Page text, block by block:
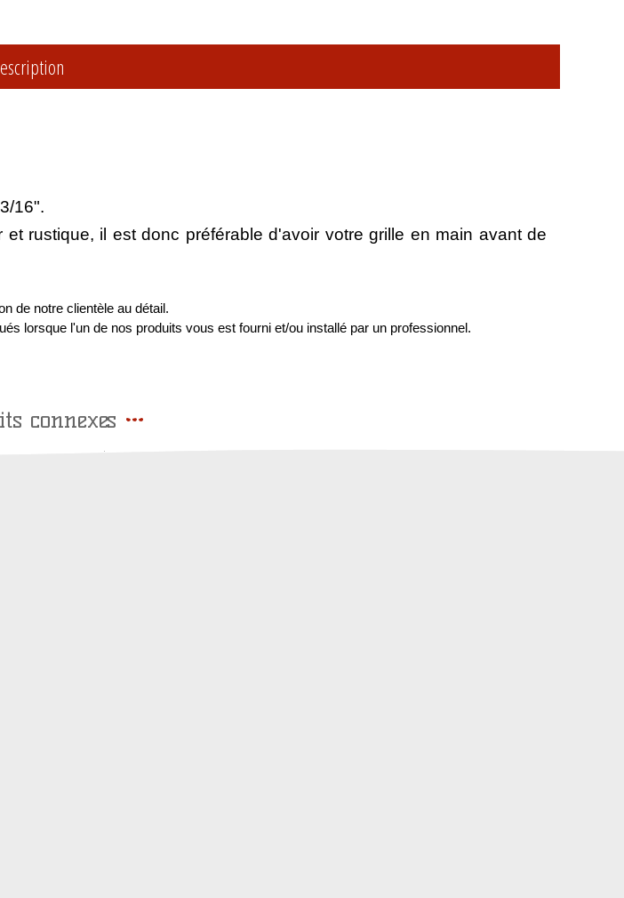
16".
rustique, il est donc préférable d'avoir votre grille en main avant de
de notre clientèle au détail.
lorsque l'un de nos produits vous est fourni et/ou installé par un professionnel.
connexes